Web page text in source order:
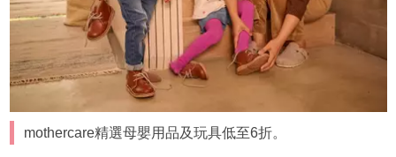
mothercare精選母嬰用品及玩具低至6折。